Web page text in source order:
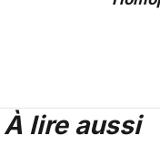
À lire aussi